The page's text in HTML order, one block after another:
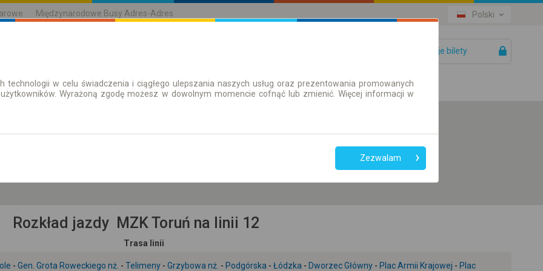
Międzynarodowe Busy Adres-Adres Polski
Twoje bilety
| Bilety Bilety okresowe
przesiadek
Tylko bilet online
Rozkład jazdy MZK Toruń na linii 12
Trasa linii
- Gen. Grota Roweckiego nż. - Telimeny - Grzybowa nż. - Podgórska - Łódzka - Dworzec Główny - Plac Armii Krajowej - Plac
technologii w celu świadczenia i ciągłego ulepszania naszych usług oraz prezentowania promowanych
Wyrażoną zgodę możesz w dowolnym momencie cofnąć lub zmienić. Więcej informacji w
Zezwalam